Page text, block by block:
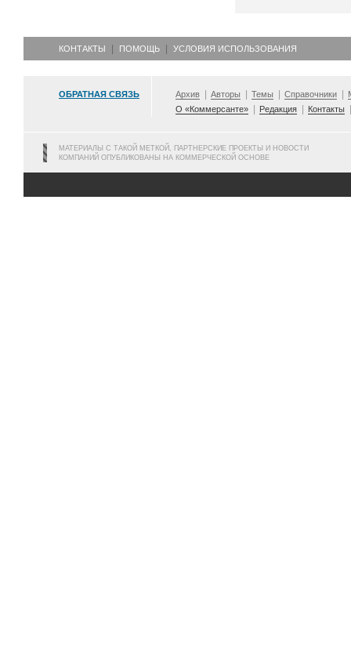
КОНТАКТЫ ПОМОЩЬ УСЛОВИЯ ИСПОЛЬЗОВАНИЯ
ОБРАТНАЯ СВЯЗЬ Архив Авторы Темы Справочники
О «Коммерсанте»
Редакция Контакты
МАТЕРИАЛЫ С ТАКОЙ МЕТКОЙ, ПАРТНЕРСКИЕ ПРОЕКТЫ И НОВОСТИ
КОМПАНИЙ ОПУБЛИКОВАНЫ НА КОММЕРЧЕСКОЙ ОСНОВЕ